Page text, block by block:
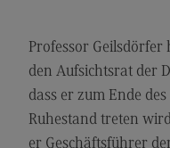
Berufsperspektiven
Digital Business
Professor Geilsdörfer
den Aufsichtsrat der
dass er zum Ende
Ruhestand treten
er Geschäftsführer